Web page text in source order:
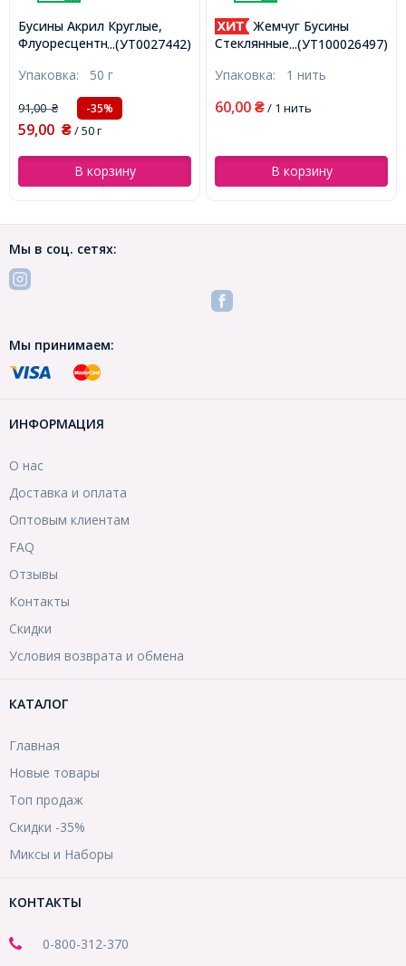
...(УТ0027442)
Бусины Акрил Круглые,
Флуоресцентные, Желтый,
около 80шт/50г,
(УТ0027442)
Упаковка: 50 г
91,00₴ -35%
59,00 ₴/ 50 г
В корзину
...(УТ100026497)
Жемчуг Бусины
Стеклянные, Матовые,
6.5мм, Отв. 1мм, около
(УТ100026497)
Упаковка: 1 нить
60,00 ₴/ 1 нить
В корзину
Мы в соц. сетях:
Мы принимаем:
ИНФОРМАЦИЯ
О нас
Доставка и оплата
Оптовым клиентам
FAQ
Отзывы
Контакты
Скидки
Условия возврата и обмена
КАТАЛОГ
Главная
Новые товары
Топ продаж
Скидки -35%
Миксы и Наборы
КОНТАКТЫ
0-800-312-370